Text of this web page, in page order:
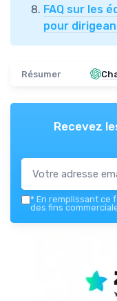
FAQ sur les
pour
Résumer
Recevez
* En remplissant ce
des fins